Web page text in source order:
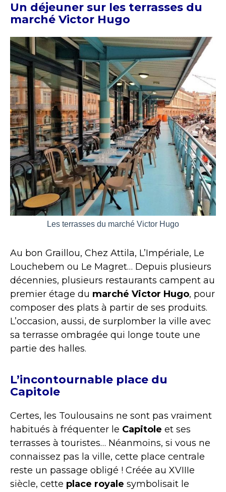
Un déjeuner sur les terrasses du
marché Victor Hugo
Les terrasses du marché Victor Hugo
Au bon Graillou, Chez Attila, L’Impériale, Le
Louchebem ou Le Magret… Depuis plusieurs
décennies, plusieurs restaurants campent au
premier étage du marché Victor Hugo, pour
composer des plats à partir de ses produits.
L’occasion, aussi, de surplomber la ville avec
sa terrasse ombragée qui longe toute une
partie des halles.
L’incontournable place du
Capitole
Certes, les Toulousains ne sont pas vraiment
habitués à fréquenter le Capitole et ses
terrasses à touristes… Néanmoins, si vous ne
connaissez pas la ville, cette place centrale
reste un passage obligé ! Créée au XVIIIe
siècle, cette place royale symbolisait le